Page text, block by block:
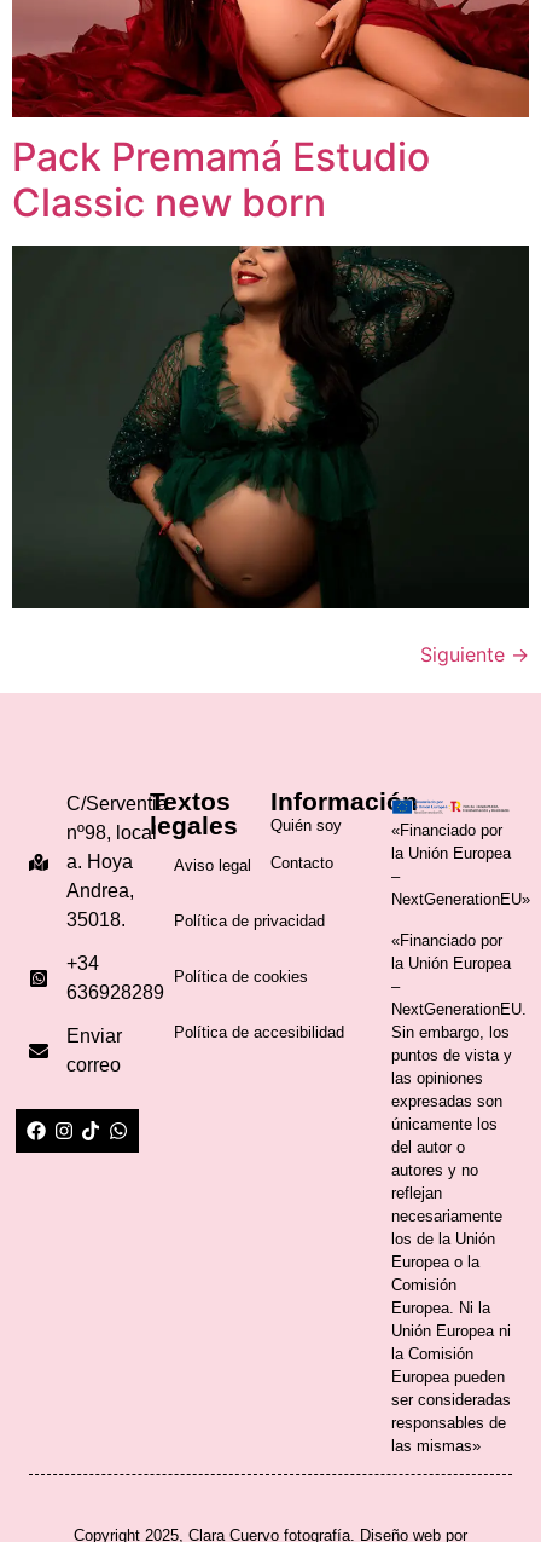
Pack Premamá Estudio
Classic new born
Siguiente →
C/Serventia
nº98, local
a. Hoya
Andrea,
35018.
+34
636928289
Enviar
correo
Textos
legales
Aviso legal
Política de privacidad
Política de cookies
Política de accesibilidad
Información
Quién soy
Contacto
«Financiado por
la Unión Europea
–
NextGenerationEU»
«Financiado por
la Unión Europea
–
NextGenerationEU.
Sin embargo, los
puntos de vista y
las opiniones
expresadas son
únicamente los
del autor o
autores y no
reflejan
necesariamente
los de la Unión
Europea o la
Comisión
Europea. Ni la
Unión Europea ni
la Comisión
Europea pueden
ser consideradas
responsables de
las mismas»
Copyright 2025, Clara Cuervo fotografía. Diseño web por